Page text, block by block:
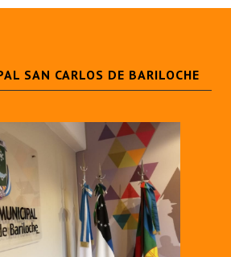
SAN CARLOS DE BARILOCHE